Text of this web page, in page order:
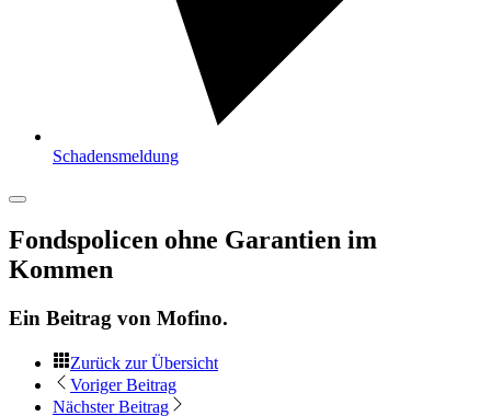
Schadensmeldung
Fondspolicen ohne Garantien im
Kommen
Ein Beitrag von Mofino.
Zurück zur Übersicht
Voriger Beitrag
Nächster Beitrag